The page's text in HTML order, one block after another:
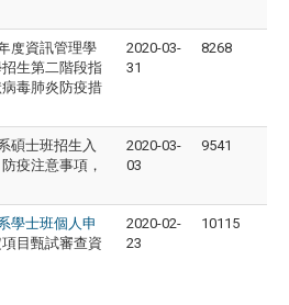
度資訊管理學
生第二階段指
毒肺炎防疫措
2020-03-
31
8268
碩士班招生入
疫注意事項，
2020-03-
03
9541
學士班個人申
目甄試審查資
2020-02-
23
10115